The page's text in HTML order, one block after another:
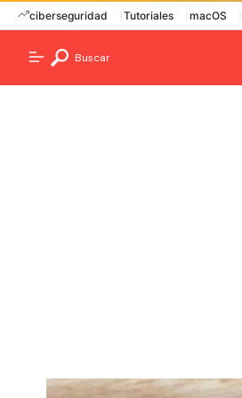
ciberseguridad Tutoriales macOS
Buscar